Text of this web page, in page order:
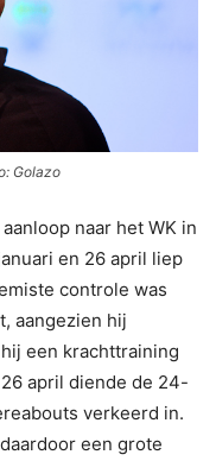
Golazo
naar het WK in
en 26 april liep
controle was
aangezien hij
een krachttraining
april diende de 24-
verkeerd in.
een grote